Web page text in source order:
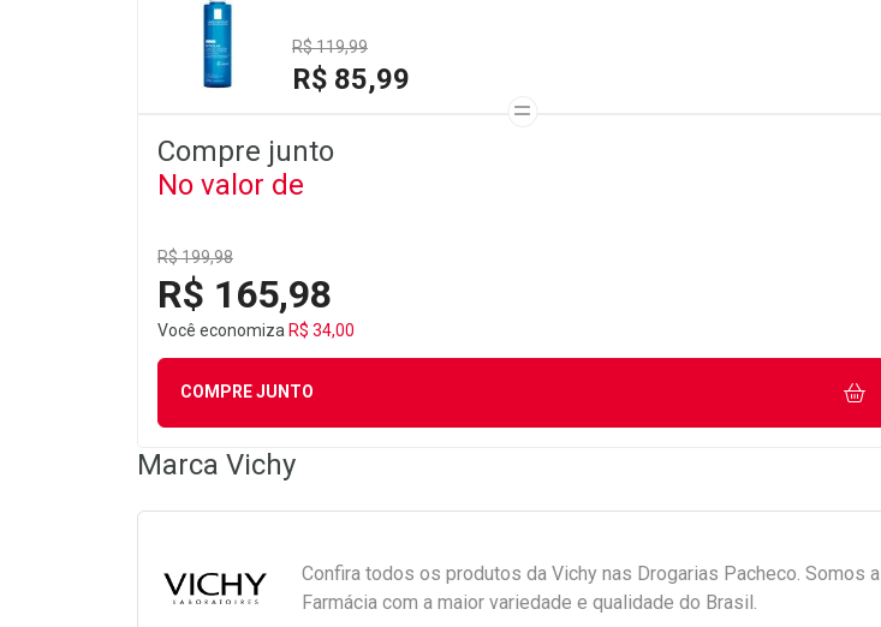
R$ 119,99
R$ 85,99
Compre junto
No valor de
R$ 199,98
R$ 165,98
Você economiza R$ 34,00
COMPRE JUNTO
Marca Vichy
Confira todos os produtos da Vichy nas Drogarias Pacheco. Somos a
Farmácia com a maior variedade e qualidade do Brasil.